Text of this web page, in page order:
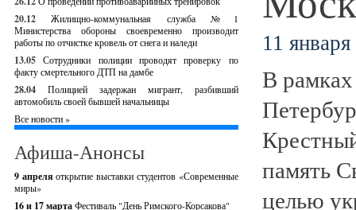
20.12
Жилищно-коммунальная служба №1
Министерства обороны своевременно производит
работы по отчистке кровель от снега и наледи
13.05 Сотрудники полиции проводят проверку по
факту смертельного ДТП на дамбе
28.04
Полицией задержан мигрант, разбивший
автомобиль своей бывшей начальницы
Все новости »
Афиша-Анонсы
9 апреляоткрытие выставки студентов «Современные
миры»
16 и 17 мартаФестиваль "День Римского-Корсакова"
11
В
память
целью